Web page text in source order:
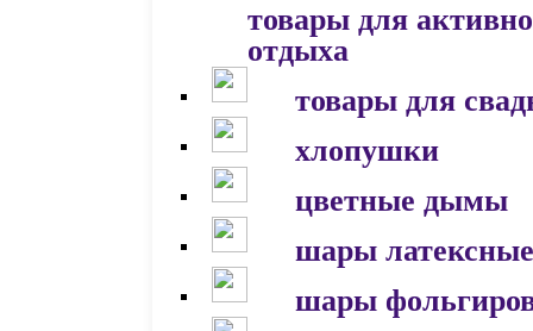
товары для
отдыха
товары для
хлопушки
цветные дымы
шары латексные
шары